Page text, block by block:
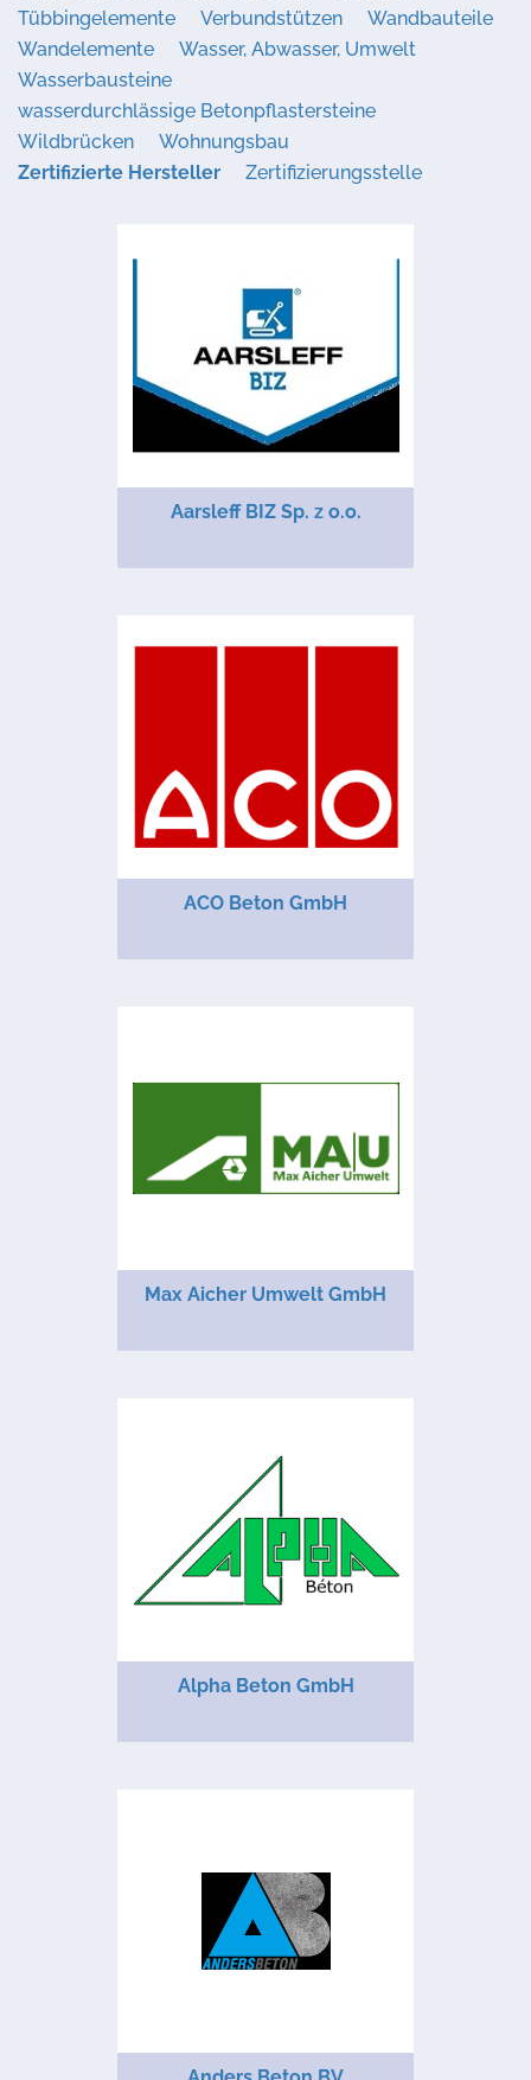
Tübbingelemente
Verbundstützen
Wandbauteile
Wandelemente
Wasser, Abwasser, Umwelt
Wasserbausteine
wasserdurchlässige Betonpflastersteine
Wildbrücken
Wohnungsbau
Zertifizierte Hersteller
Zertifizierungsstelle
Aarsleff BIZ Sp. z o.o.
ACO Beton GmbH
Max Aicher Umwelt GmbH
Alpha Beton GmbH